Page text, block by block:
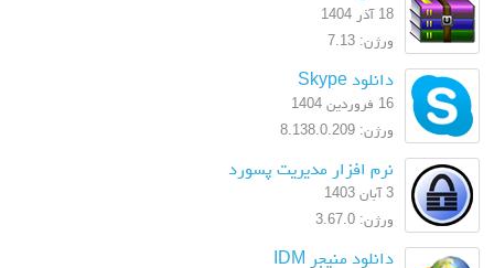
18 آذر 1404
ورژن: 7.13
دانلود Skype
16 فروردین 1404
ورژن: 8.138.0.209
نرم افزار مدیریت پسورد
3 آبان 1403
ورژن: 3.67.0
دانلود منیجر IDM